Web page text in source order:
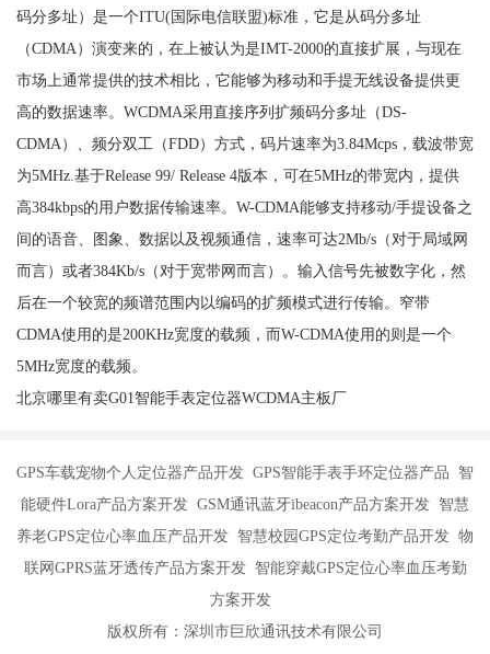
码分多址）是一个ITU(国际电信联盟)标准，它是从码分多址
（CDMA）演变来的，在上被认为是IMT-2000的直接扩展，与现在
市场上通常提供的技术相比，它能够为移动和手提无线设备提供更
高的数据速率。WCDMA采用直接序列扩频码分多址（DS-
CDMA）、频分双工（FDD）方式，码片速率为3.84Mcps，载波带宽
为5MHz.基于Release 99/ Release 4版本，可在5MHz的带宽内，提供
高384kbps的用户数据传输速率。W-CDMA能够支持移动/手提设备之
间的语音、图象、数据以及视频通信，速率可达2Mb/s（对于局域网
而言）或者384Kb/s（对于宽带网而言）。输入信号先被数字化，然
后在一个较宽的频谱范围内以编码的扩频模式进行传输。窄带
CDMA使用的是200KHz宽度的载频，而W-CDMA使用的则是一个
5MHz宽度的载频。
北京哪里有卖G01智能手表定位器WCDMA主板厂
GPS车载宠物个人定位器产品开发 GPS智能手表手环定位器产品 智
能硬件Lora产品方案开发 GSM通讯蓝牙ibeacon产品方案开发 智慧
养老GPS定位心率血压产品开发 智慧校园GPS定位考勤产品开发 物
联网GPRS蓝牙透传产品方案开发 智能穿戴GPS定位心率血压考勤
方案开发
版权所有：深圳市巨欣通讯技术有限公司